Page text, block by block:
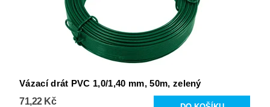
Vázací drát PVC 1,0/1,40 mm, 50m, zelený
71,22 Kč